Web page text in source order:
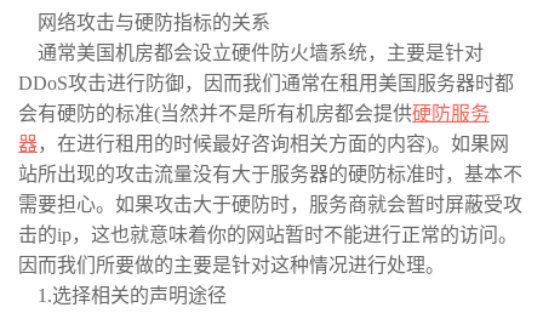
网络攻击与硬防指标的关系
通常美国机房都会设立硬件防火墙系统，主要是针对
DDoS攻击进行防御，因而我们通常在租用美国服务器时都
会有硬防的标准(当然并不是所有机房都会提供硬防服务
器，在进行租用的时候最好咨询相关方面的内容)。如果网
站所出现的攻击流量没有大于服务器的硬防标准时，基本不
需要担心。如果攻击大于硬防时，服务商就会暂时屏蔽受攻
击的ip，这也就意味着你的网站暂时不能进行正常的访问。
因而我们所要做的主要是针对这种情况进行处理。
1.选择相关的声明途径